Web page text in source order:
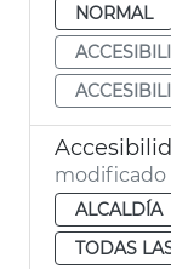
NORMAL
modificado
ALCALDÍA
TODAS